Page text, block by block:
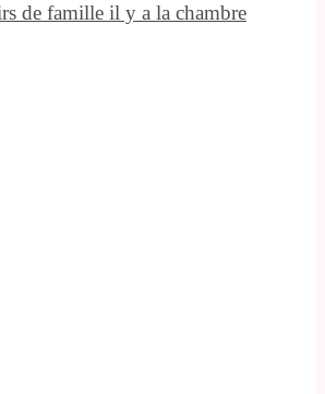
de famille il y a la chambre